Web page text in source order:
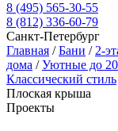
8 (495) 565-30-55
8 (812) 336-60-79
Санкт-Петербург
Главная /Бани / 2-
дома /Уютные до
Классический стиль
Плоская крыша
Проекты